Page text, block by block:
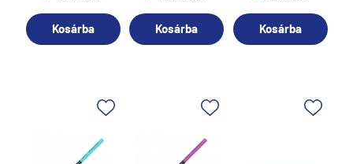
Kosárba Kosárba Kosárba